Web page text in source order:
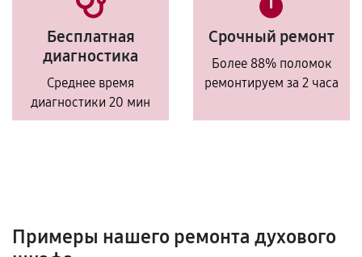
Бесплатная
диагностика
Среднее время
диагностики 20 мин
Срочный ремонт
Более 88% поломок
ремонтируем за 2 часа
Примеры нашего ремонта духового